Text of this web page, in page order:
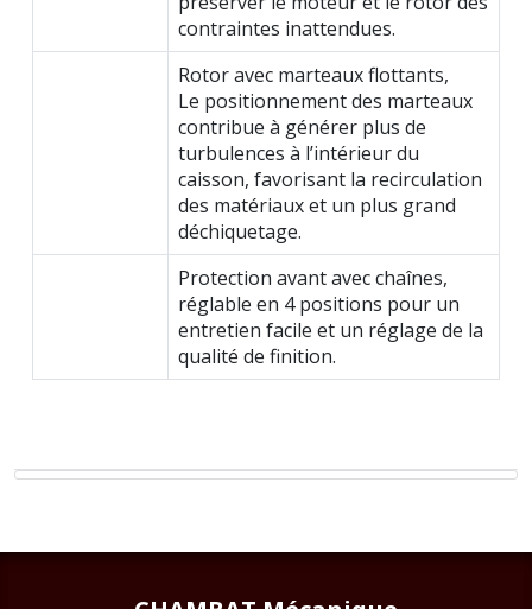
contraintes inattendues.
Rotor avec marteaux flottants,
Le positionnement des marteaux
contribue à générer plus de
turbulences à l’intérieur du
caisson, favorisant la recirculation
des matériaux et un plus grand
déchiquetage.
Protection avant avec chaînes,
réglable en 4 positions pour un
entretien facile et un réglage de la
qualité de finition.